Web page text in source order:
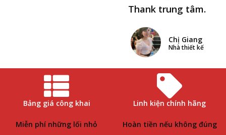
Thank trung tâm.
Chị Giang
Nhà thiết kế
Bảng giá công khai
Miễn phí những lối nhỏ
Linh kiện chính hãng
Hoàn tiền nếu không đúng